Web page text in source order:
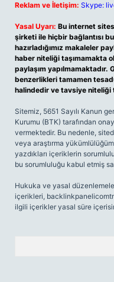
Reklam ve İletişim: Skype:
Yasal Uyarı: Bu internet
şirketi ile hiçbir bağlantısı
hazırladığımız makaleler
haber niteliği taşımamakta
paylaşım
benzerlikleri tamamen
halindedir ve tavsiye niteliği
Sitemiz, 5651 Sayılı Kanun
Kurumu (BTK) tarafından
vermektedir. Bu nedenle,
veya araştırma
yazdıkları içeriklerin
bu sorumluluğu kabul etmiş
Hukuka ve yasal
içerikleri,
ilgili içerikler yasal süre